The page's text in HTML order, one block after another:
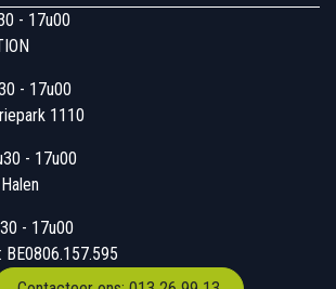
- 17u00
- 17u00
1110
- 17u00
- 17u00